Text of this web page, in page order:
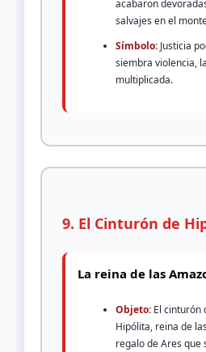
acabaron
salvajes en el
Símbolo: Justicia
siembra violencia,
multiplicada.
9. El Cinturón de
La reina de las
Objeto: El cinturón
Hipólita, reina de
regalo de Ares que